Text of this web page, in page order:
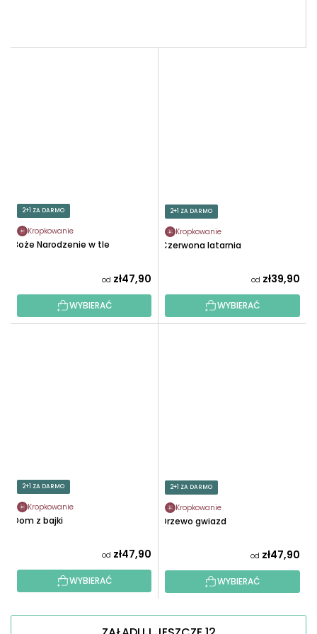
2+1 ZA DARMO
Kropkowanie
Boże Narodzenie w tle
od zł47,90
WYBIERAĆ
2+1 ZA DARMO
Kropkowanie
Czerwona latarnia
od zł39,90
WYBIERAĆ
2+1 ZA DARMO
Kropkowanie
Dom z bajki
od zł47,90
WYBIERAĆ
2+1 ZA DARMO
Kropkowanie
Drzewo gwiazd
od zł47,90
WYBIERAĆ